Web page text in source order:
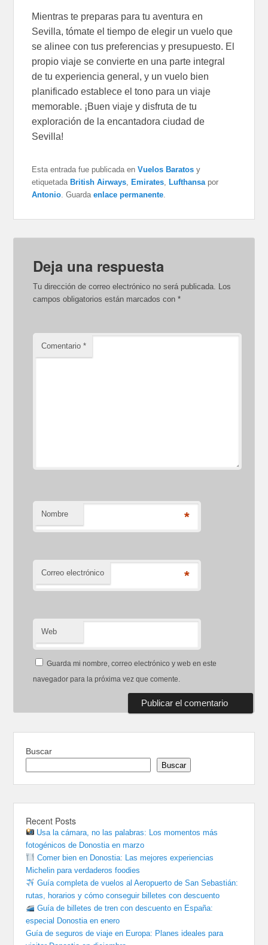
Mientras te preparas para tu aventura en
Sevilla, tómate el tiempo de elegir un vuelo que
se alinee con tus preferencias y presupuesto. El
propio viaje se convierte en una parte integral
de tu experiencia general, y un vuelo bien
planificado establece el tono para un viaje
memorable. ¡Buen viaje y disfruta de tu
exploración de la encantadora ciudad de
Sevilla!
Esta entrada fue publicada enVuelos Baratos y
etiquetada British Airways, Emirates, Lufthansapor
Antonio. Guardaenlace permanente.
Deja una respuesta
Tu dirección de correo electrónico no será publicada. Los
campos obligatorios están marcados con*
Comentario*
Nombre *
Correo electrónico *
Web
Guarda mi nombre, correo electrónico y web en este
navegador para la próxima vez que comente.
Buscar
Buscar
Recent Posts
Usa la cámara, no las palabras: Los momentos más
fotogénicos de Donostia en marzo
Comer bien en Donostia: Las mejores experiencias
Michelin para verdaderos foodies
Guía completa de vuelos al Aeropuerto de San Sebastián:
rutas, horarios y cómo conseguir billetes con descuento
Guía de billetes de tren con descuento en España:
especial Donostia en enero
Guía de seguros de viaje en Europa: Planes ideales para